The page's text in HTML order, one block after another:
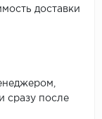
Quality Flooring
SPC
доставки
сразу после